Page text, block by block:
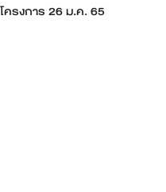
โครงการ 26 ม.ค. 65